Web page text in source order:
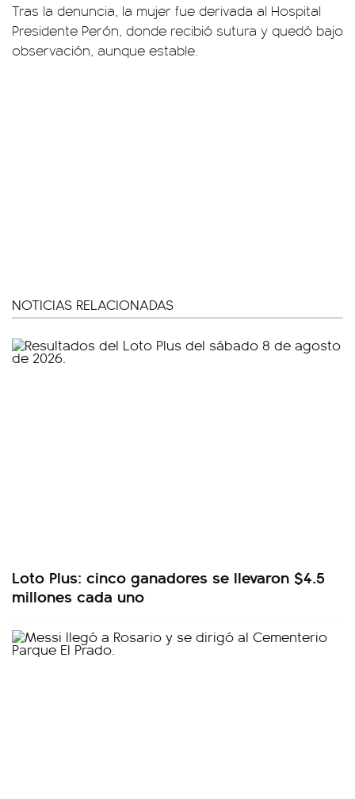
Tras la denuncia, la mujer fue derivada al Hospital
Presidente Perón, donde recibió sutura y quedó bajo
observación, aunque estable.
NOTICIAS RELACIONADAS
Loto Plus: cinco ganadores se llevaron $4.5
millones cada uno